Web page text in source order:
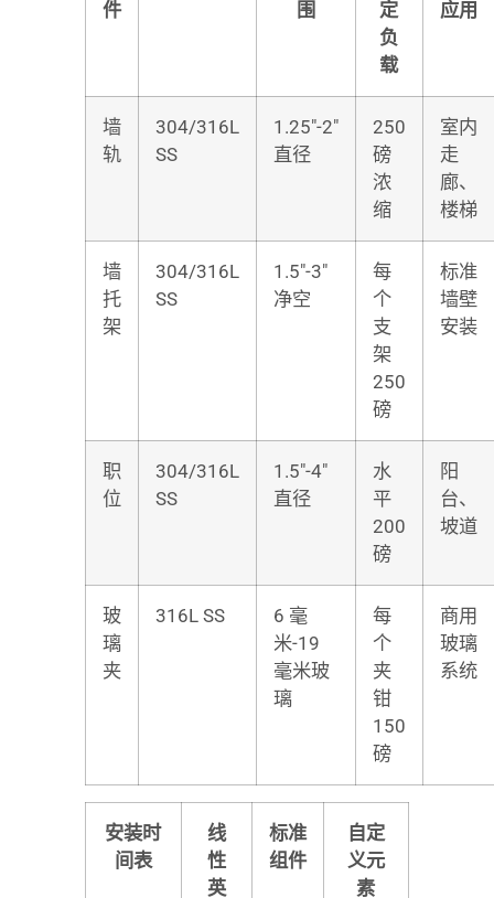
件
围
定
负
载
应用
墙
轨
304/316L
SS
1.25″-2″
直径
250
磅
浓
缩
室内
走
廊、
楼梯
墙
托
架
304/316L
SS
1.5″-3″
净空
每
个
支
架
250
磅
标准
墙壁
安装
职
位
304/316L
SS
1.5″-4″
直径
水
平
200
磅
阳
台、
坡道
玻
璃
夹
316L SS
6 毫
米-19
毫米玻
璃
每
个
夹
钳
150
磅
商用
玻璃
系统
安装时
间表
线
性
英
标准
组件
自定
义元
素